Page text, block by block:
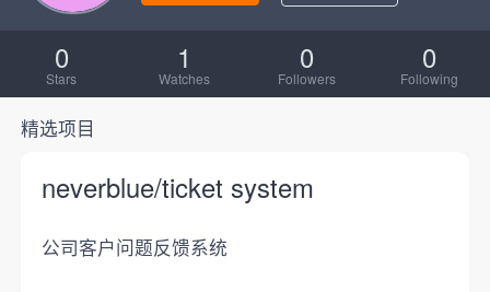
0
Stars
1
Watches
0
Followers
0
Following
精选项目
neverblue/ticket system
公司客户问题反馈系统